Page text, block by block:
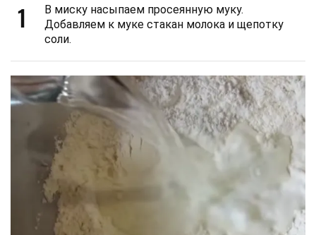
1
В миску насыпаем просеянную муку.
Добавляем к муке стакан молока и щепотку
соли.